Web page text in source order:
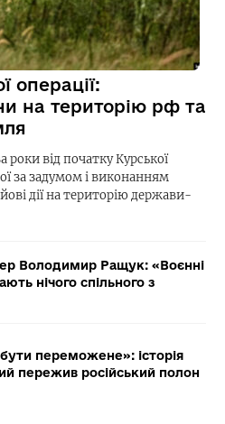
операції:
на територію рф та
роки від початку Курської
за задумом і виконанням
дії на територію держави-
Володимир Ращук: «Воєнні
нічого спільного з
переможене»: історія
пережив російський полон